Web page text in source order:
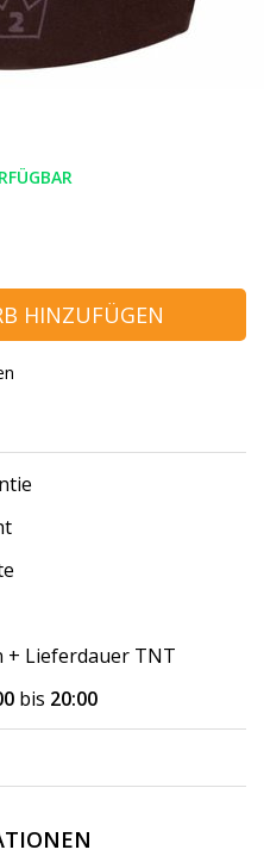
HINZUFÜGEN
+ Lieferdauer TNT
bis 20:00